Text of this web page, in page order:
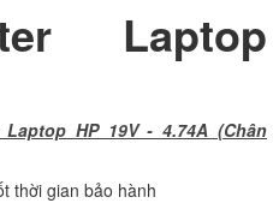
Laptop
HP 19V - 4.74A (Chân
thời gian bảo hành